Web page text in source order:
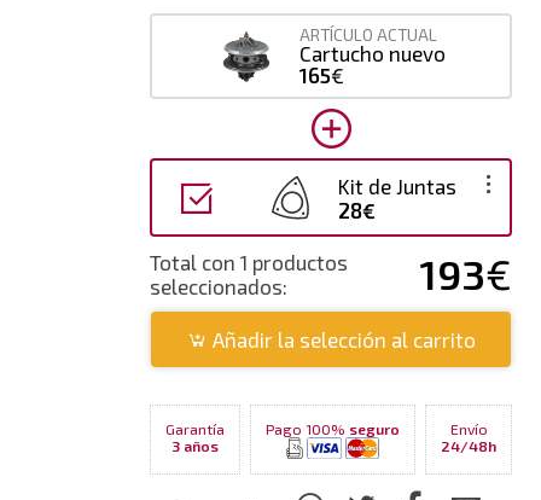
ARTÍCULO ACTUAL
Cartucho nuevo
165€
Kit de Juntas
28€
Total con 1 productos
seleccionados:
193€
Añadir la selección al carrito
Garantía
3 años
Pago 100% seguro
Envío
24/48h